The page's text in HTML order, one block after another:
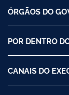
ÓRGÃOS DO
POR DENTRO
CANAIS DO